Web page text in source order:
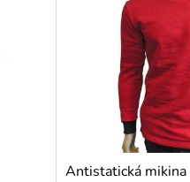
Antistatická mikina